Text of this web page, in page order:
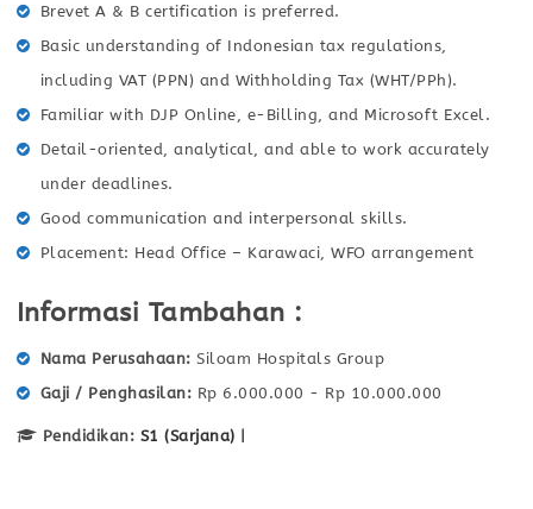
Brevet A & B certification is preferred.
Basic understanding of Indonesian tax regulations,
including VAT (PPN) and Withholding Tax (WHT/PPh).
Familiar with DJP Online, e-Billing, and Microsoft Excel.
Detail-oriented, analytical, and able to work accurately
under deadlines.
Good communication and interpersonal skills.
Placement: Head Office – Karawaci, WFO arrangement
Informasi Tambahan :
Nama Perusahaan
Siloam Hospitals Group
Gaji / Penghasilan
Rp 6.000.000 - Rp 10.000.000
Pendidikan: S1 (Sarjana)